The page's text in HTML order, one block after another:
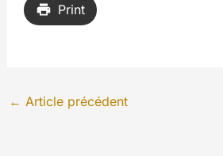
Print
← Article précédent